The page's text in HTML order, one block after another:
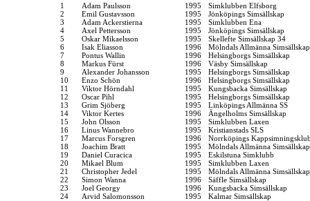
1 Adam Paulsson 1995
Simklubben Elfsborg
2
Emil Gustavsson 1995
Jönköpings Simsällskap
3
Adam Ackerstierna 1995
Simklubben Ena
4
Axel Pettersson 1995
Jönköpings Simsällskap
5
Oskar Mikaelsson 1995
Skellefte Simsällskap 34
6
Isak Eliasson 1996
Mölndals Allmänna Simsällskap
7
Pontus Wallin 1996
Helsingborgs Simsällskap
8
Markus Fürst 1996
Väsby Simsällskap
9
Alexander Johansson 1995
Helsingborgs Simsällskap
10
Enzo Schön 1996
Helsingborgs Simsällskap
11
Viktor Hörndahl 1995
Kungsbacka Simsällskap
12
Oscar Pihl 1995
Helsingborgs Simsällskap
13
Grim Sjöberg 1995
Linköpings Allmänna SS
14
Viktor Kertes 1996
Ängelholms Simsällskap
15
John Olsson 1995
Simklubben Laxen
16
Linus Wannebro 1995
Kristianstads SLS
17
Marcus Forsgren 1996
Norrköpings
18
Joachim Bratt 1995
Mölndals Allmänna Simsällskap
19
Daniel Curacica 1995
Eskilstuna Simklubb
20
Mikael Blum 1995
Simklubben Laxen
21
Christopher Jedel 1995
Mölndals Allmänna Simsällskap
22
Simon Wanna 1996
Säffle Simsällskap
23
Joel Georgy 1996
Kungsbacka Simsällskap
24
Arvid Salomonsson 1995 Kalmar Simsällskap